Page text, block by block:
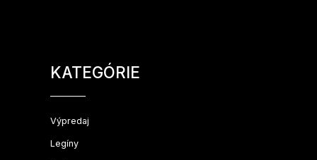
kategórie
KATEGÓRIE
Výpredaj
Legíny